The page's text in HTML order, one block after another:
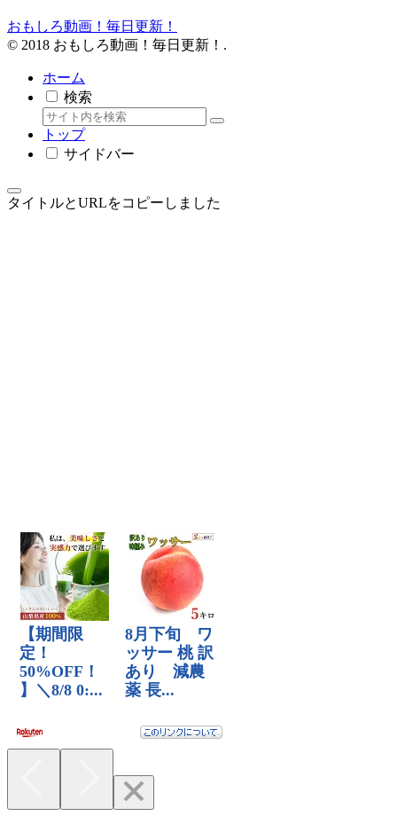
おもしろ動画！毎日更新！
© 2018 おもしろ動画！毎日更新！.
ホーム
検索
トップ
サイドバー
タイトルとURLをコピーしました